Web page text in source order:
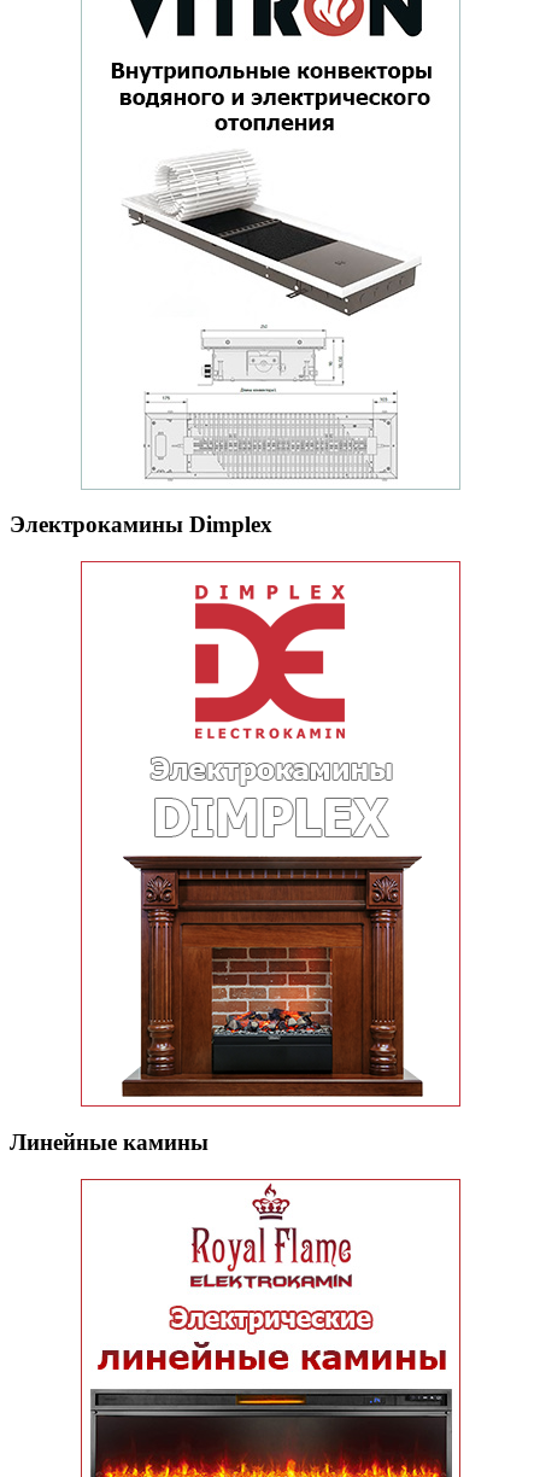
Электрокамины Dimplex
Линейные камины